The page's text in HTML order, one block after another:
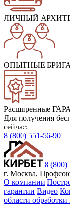
ЛИЧНЫЙ
ОПЫТНЫЕ
Расширенные
Для получения
сейчас:
8 (800) 551-56-90
8 (800)
г. Москва,
О компании
гарантии Видео
области